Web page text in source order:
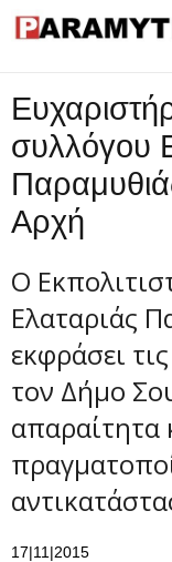
Τεχνολογία
Ροή
Επικοινωνία
συλλόγου
Αρχή
Ο
Ελαταριάς
εκφράσει
τον Δήμο
απαραίτητα
17|11|2015